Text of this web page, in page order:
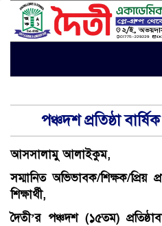
পঞ্চদশ প্রতিষ্ঠা
আসসালামু আলাইকুম,
সম্মানিত অভিভাবক/শিক্ষক/প্রিয়
শিক্ষার্থী,
দৈতী’র পঞ্চদশ (১৫তম)